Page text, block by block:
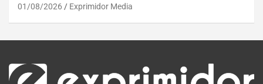
01/08/2026 Exprimidor Media